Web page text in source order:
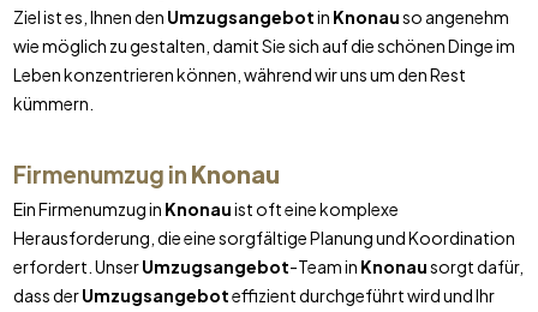
Ziel ist es, Ihnen den Umzugsangebotin Knonauso angenehm
wie möglich zu gestalten, damit Sie sich auf die schönen Dinge im
Leben konzentrieren können, während wir uns um den Rest
kümmern.
Firmenumzug in Knonau
Ein Firmenumzug in Knonauist oft eine komplexe
Herausforderung, die eine sorgfältige Planung und Koordination
erfordert. UnserUmzugsangebot-Team in Knonausorgt dafür,
dass derUmzugsangeboteffizient durchgeführt wird und Ihr